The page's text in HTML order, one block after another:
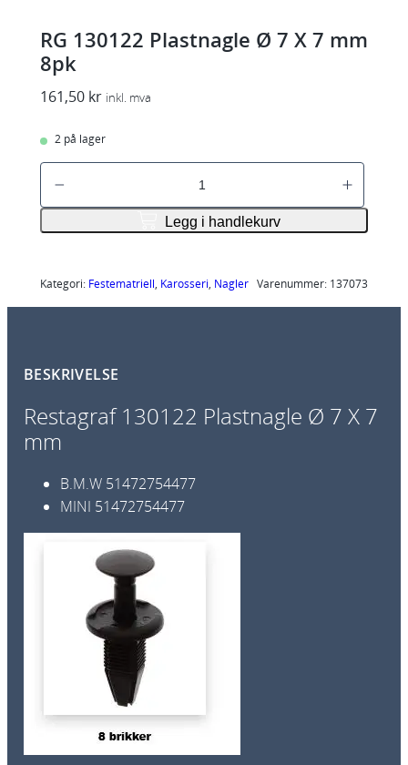
RG 130122 Plastnagle Ø 7 X 7 mm
8pk
161,50 kr inkl. mva
2 på lager
R
1
2
l
s
t
a
g
l
8
Legg i handlekurv
Kategori: Festematriell, Karosseri, Nagler Varenummer: 137073
BESKRIVELSE
Restagraf 130122 Plastnagle Ø 7 X 7
mm
B.M.W 51472754477
MINI 51472754477